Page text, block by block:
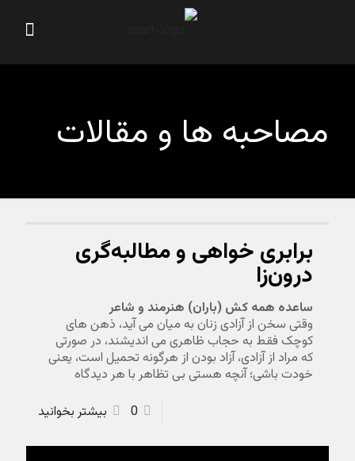
مصاحبه ها و مقالات
برابری خواهی و مطالبه‌گری
درون‌زا
ساعده همه کش (باران) هنرمند و شاعر
وقتی سخن از آزادی زنان به میان می آید، ذهن های
کوچک فقط به حجاب ظاهری می اندیشند، در صورتی
که مراد از آزادی، آزاد بودن از هرگونه تحمیل است، یعنی
خودت باشی؛ آنچه هستی بی تظاهر با هر دیدگاه
0
بیشتر بخوانید